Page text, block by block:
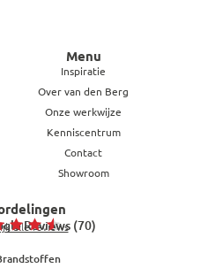
Menu
Inspiratie
Over van den Berg
Onze werkwijze
Kenniscentrum
Contact
Showroom
Reviews (70)
alle reviews